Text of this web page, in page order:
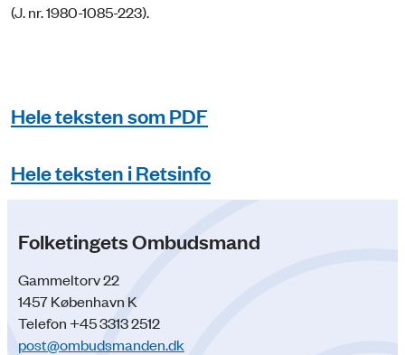
(J. nr. 1980-1085-223).
Hele teksten som PDF
Hele teksten i Retsinfo
Folketingets Ombudsmand
Gammeltorv 22
1457 København K
Telefon +45 3313 2512
post@ombudsmanden.dk